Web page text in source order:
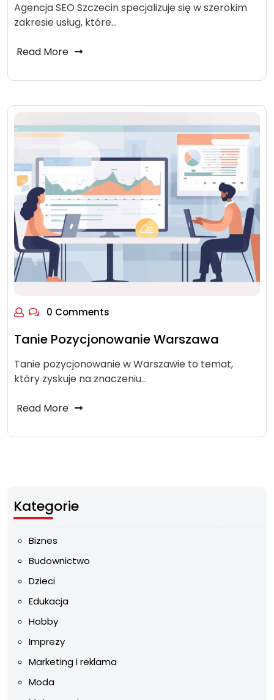
Agencja SEO Szczecin specjalizuje się w szerokim
zakresie usług, które…
Read More
0 Comments
Tanie Pozycjonowanie Warszawa
Tanie pozycjonowanie w Warszawie to temat,
który zyskuje na znaczeniu…
Read More
Kategorie
Biznes
Budownictwo
Dzieci
Edukacja
Hobby
Imprezy
Marketing i reklama
Moda